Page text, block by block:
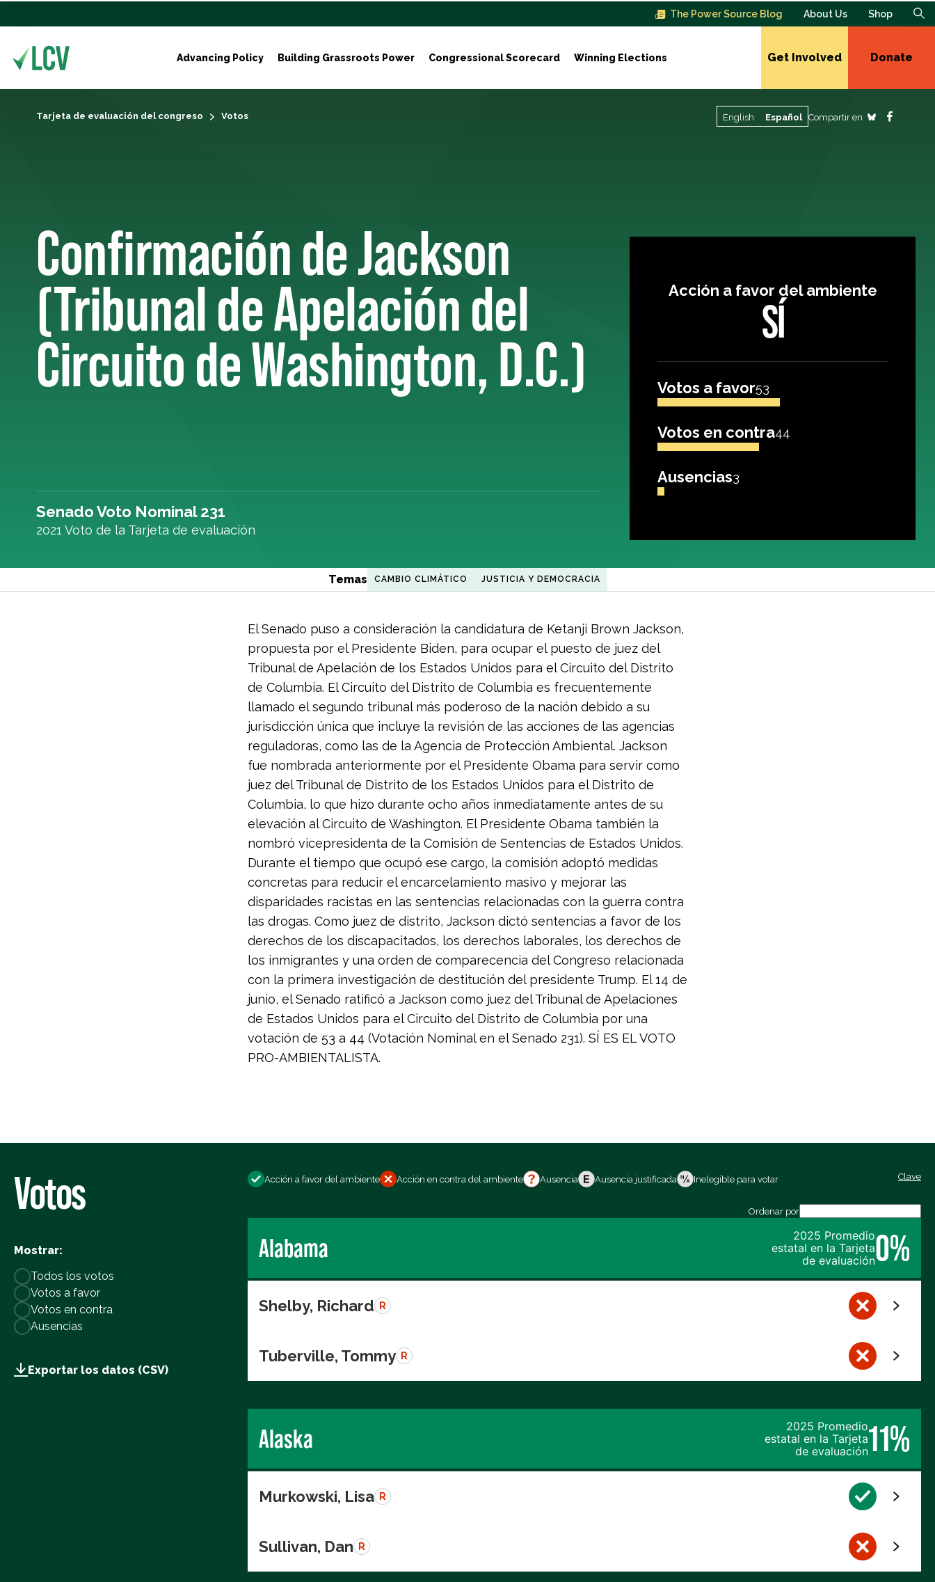
The Power Source Blog About Us Shop
Advancing Policy Building Grassroots Power Congressional Scorecard Winning Elections Get Involved Donate
Tarjeta de evaluación del congreso Votos English Español Compartir en
Confirmación de Jackson
(Tribunal de Apelación del
Circuito de Washington, D.C.)
Senado Voto Nominal 231
2021 Voto de la Tarjeta de evaluación
Acción a favor del ambiente
SÍ
Votos a favor53
Votos en contra44
Ausencias3
Temas CAMBIO CLIMÁTICO JUSTICIA Y DEMOCRACIA
El Senado puso a consideración la candidatura de Ketanji Brown Jackson,
propuesta por el Presidente Biden, para ocupar el puesto de juez del
Tribunal de Apelación de los Estados Unidos para el Circuito del Distrito
de Columbia. El Circuito del Distrito de Columbia es frecuentemente
llamado el segundo tribunal más poderoso de la nación debido a su
jurisdicción única que incluye la revisión de las acciones de las agencias
reguladoras, como las de la Agencia de Protección Ambiental. Jackson
fue nombrada anteriormente por el Presidente Obama para servir como
juez del Tribunal de Distrito de los Estados Unidos para el Distrito de
Columbia, lo que hizo durante ocho años inmediatamente antes de su
elevación al Circuito de Washington. El Presidente Obama también la
nombró vicepresidenta de la Comisión de Sentencias de Estados Unidos.
Durante el tiempo que ocupó ese cargo, la comisión adoptó medidas
concretas para reducir el encarcelamiento masivo y mejorar las
disparidades racistas en las sentencias relacionadas con la guerra contra
las drogas. Como juez de distrito, Jackson dictó sentencias a favor de los
derechos de los discapacitados, los derechos laborales, los derechos de
los inmigrantes y una orden de comparecencia del Congreso relacionada
con la primera investigación de destitución del presidente Trump. El 14 de
junio, el Senado ratificó a Jackson como juez del Tribunal de Apelaciones
de Estados Unidos para el Circuito del Distrito de Columbia por una
votación de 53 a 44 (Votación Nominal en el Senado 231). SÍ ES EL VOTO
PRO-AMBIENTALISTA.
Votos
Mostrar:
Todos los votos
Votos a favor
Votos en contra
Ausencias
Exportar los datos (CSV)
Acción a favor del ambiente Acción en contra del ambiente Ausencia Ausencia justificada Inelegible para votar Clave
Ordenar por
Alabama
2025 Promedio
estatal en la Tarjeta
de evaluación0%
Shelby, Richard R
Tuberville, Tommy R
Alaska
2025 Promedio
estatal en la Tarjeta
de evaluación11%
Murkowski, Lisa R
Sullivan, Dan R